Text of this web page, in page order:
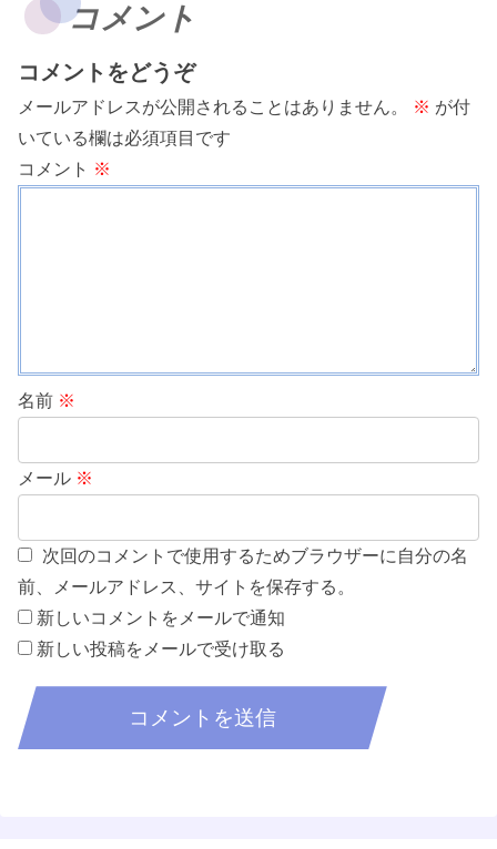
コメント
コメントをどうぞ
メールアドレスが公開されることはありません。 ※ が付
いている欄は必須項目です
コメント ※
名前 ※
メール ※
次回のコメントで使用するためブラウザーに自分の名
前、メールアドレス、サイトを保存する。
新しいコメントをメールで通知
新しい投稿をメールで受け取る